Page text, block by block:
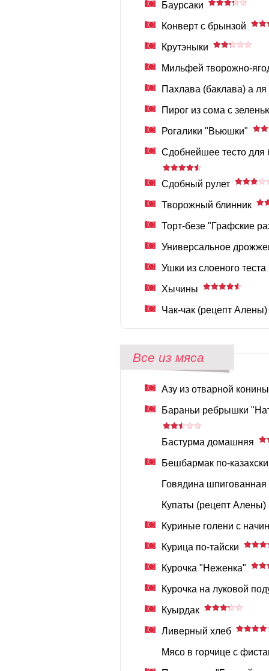
Баурсаки
Конверт с брынзой
Крутэныки
Мильфей творожно-
Пахлава (баклава) а ля
Пирог из сома с
Рогалики "Вьюшки"
Сдобнейшее тесто для
Сдобный рулет
Творожный блинник
Торт-безе "Графские
Универсальное
Ушки из слоеного теста
Хычины
Чак-чак (рецепт Алены)
Все из мяса
Азу из отварной конины
Бараньи ребрышки
Бастурма домашняя
Бешбармак по-казахски
Говядина шпигованная
Купаты (рецепт Алены)
Куриные голени с
Курица по-тайски
Курочка "Неженка"
Курочка на луковой
Куырдак
Ливерный хлеб
Мясо в горчице с